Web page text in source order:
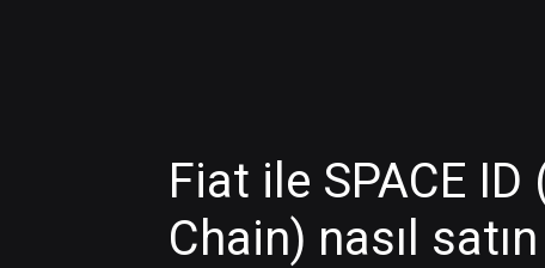
Fiat ile SPACE
Chain) nasıl satın